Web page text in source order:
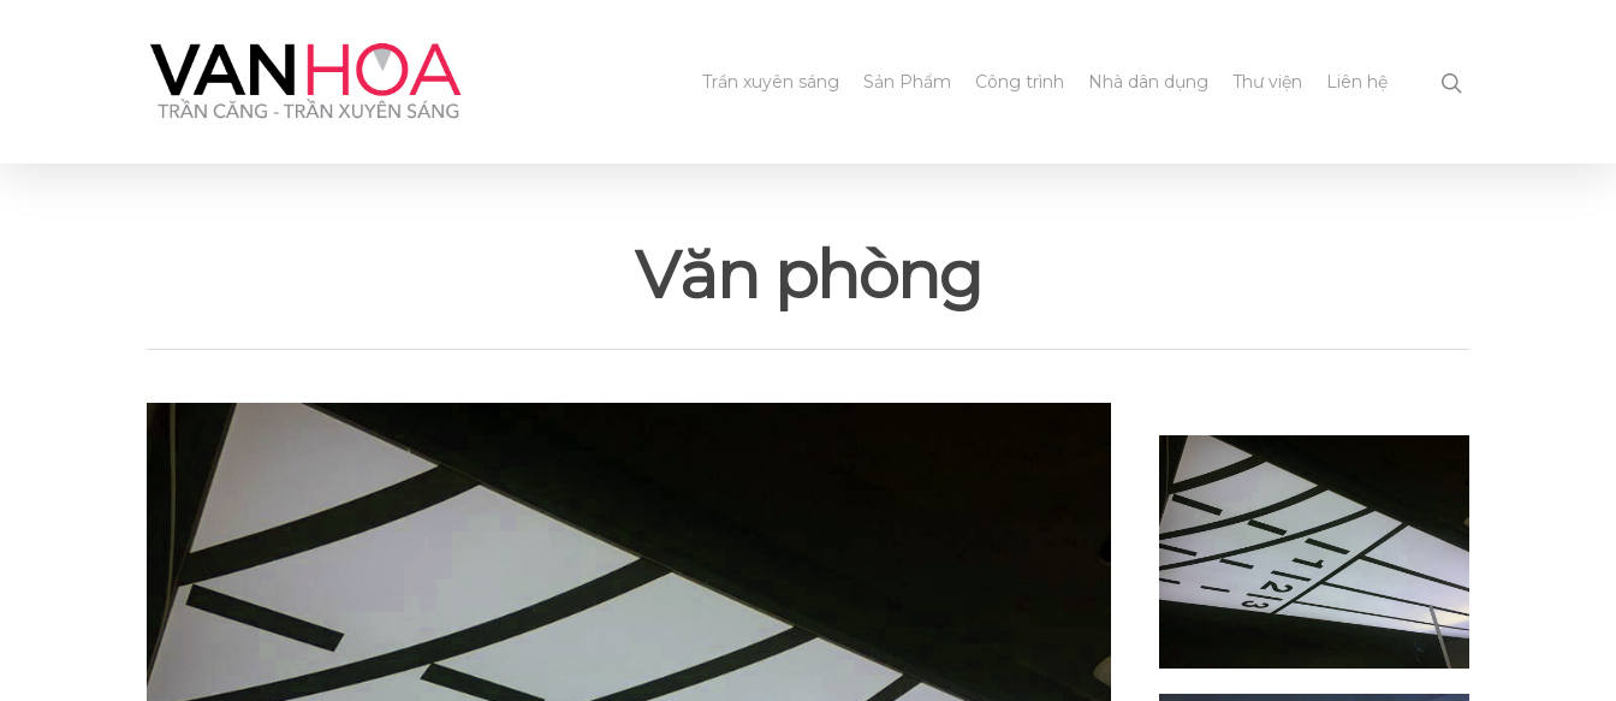
Trần xuyên sáng Sản Phẩm Công trình Nhà dân dụng Thư viện Liên hệ
Văn phòng